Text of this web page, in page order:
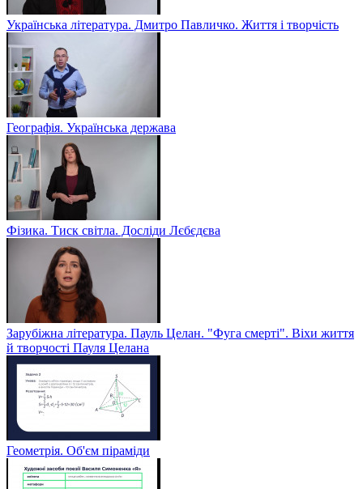
Українська література. Дмитро Павличко. Життя і творчість
Географія. Українська держава
Фізика. Тиск світла. Досліди Лєбєдєва
Зарубіжна література. Пауль Целан. "Фуга смерті". Віхи життя
й творчості Пауля Целана
Геометрія. Об'єм піраміди